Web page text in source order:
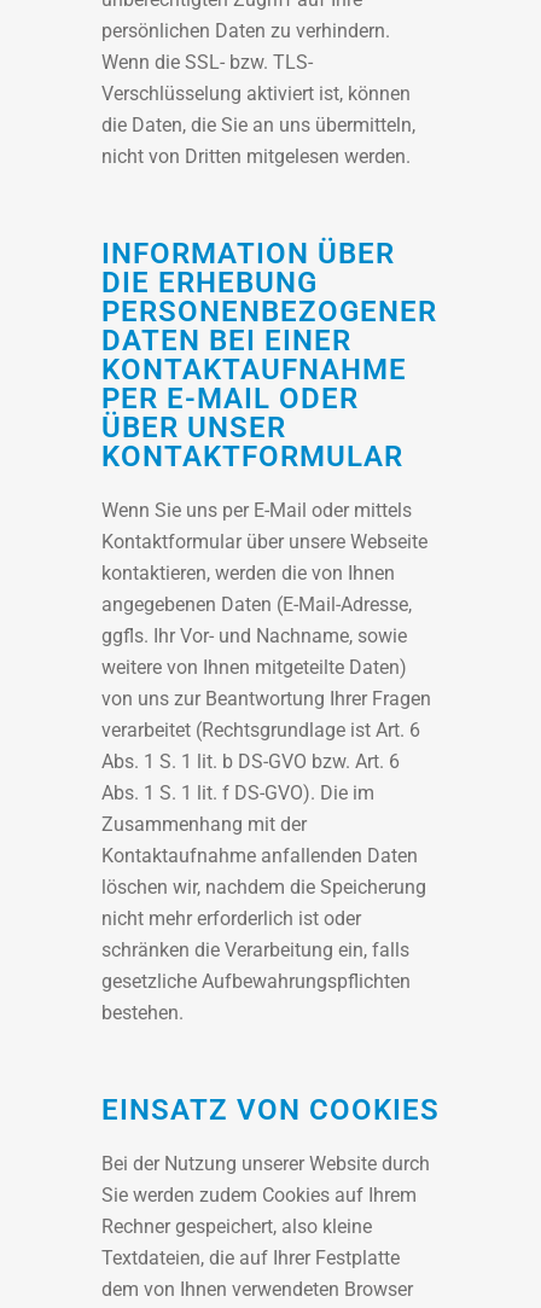
persönlichen Daten zu verhindern.
Wenn die SSL- bzw. TLS-
Verschlüsselung aktiviert ist, können
die Daten, die Sie an uns übermitteln,
nicht von Dritten mitgelesen werden.
INFORMATION ÜBER
DIE ERHEBUNG
PERSONENBEZOGENER
DATEN BEI EINER
KONTAKTAUFNAHME
PER E-MAIL ODER
ÜBER UNSER
KONTAKTFORMULAR
Wenn Sie uns per E-Mail oder mittels
Kontaktformular über unsere Webseite
kontaktieren, werden die von Ihnen
angegebenen Daten (E-Mail-Adresse,
ggfls. Ihr Vor- und Nachname, sowie
weitere von Ihnen mitgeteilte Daten)
von uns zur Beantwortung Ihrer Fragen
verarbeitet (Rechtsgrundlage ist Art. 6
Abs. 1 S. 1 lit. b DS-GVO bzw. Art. 6
Abs. 1 S. 1 lit. f DS-GVO). Die im
Zusammenhang mit der
Kontaktaufnahme anfallenden Daten
löschen wir, nachdem die Speicherung
nicht mehr erforderlich ist oder
schränken die Verarbeitung ein, falls
gesetzliche Aufbewahrungspflichten
bestehen.
EINSATZ VON COOKIES
Bei der Nutzung unserer Website durch
Sie werden zudem Cookies auf Ihrem
Rechner gespeichert, also kleine
Textdateien, die auf Ihrer Festplatte
dem von Ihnen verwendeten Browser